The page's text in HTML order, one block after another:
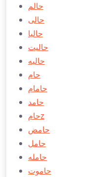
حالم
حالی
حاليا
حاليت
حاليه
حام
حامام
حامد
حامz
حامض
حامل
حامله
حاموت